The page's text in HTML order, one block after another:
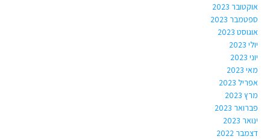
אוקטובר 2023
ספטמבר 2023
אוגוסט 2023
יולי 2023
יוני 2023
מאי 2023
אפריל 2023
מרץ 2023
פברואר 2023
ינואר 2023
דצמבר 2022